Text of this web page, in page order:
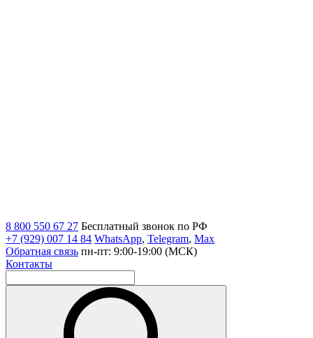
8 800 550 67 27 Бесплатный звонок по РФ
+7 (929) 007 14 84 WhatsApp, Telegram, Max
Обратная связь пн-пт: 9:00-19:00 (МСК)
Контакты